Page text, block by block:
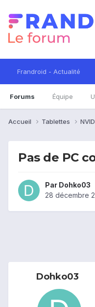
Frandroid - Actualité
Forums Équipe
Accueil Tablettes
Pas de PC
Par Dohko03
28 décembre
Dohko03